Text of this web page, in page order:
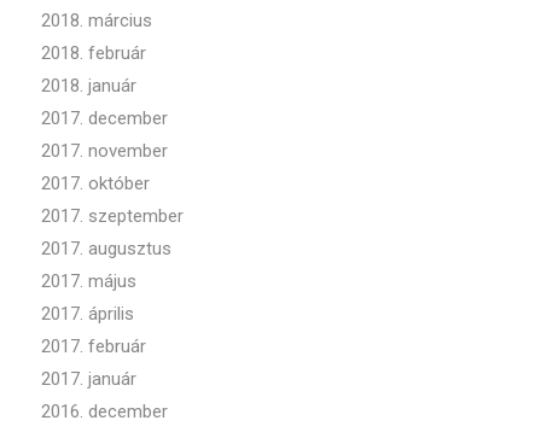
2018. március
2018. február
2018. január
2017. december
2017. november
2017. október
2017. szeptember
2017. augusztus
2017. május
2017. április
2017. február
2017. január
2016. december